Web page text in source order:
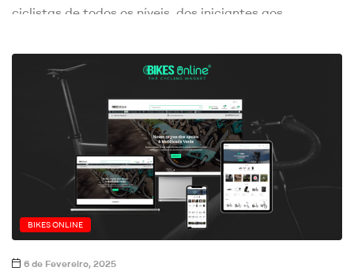
ciclistas de todos os níveis, dos iniciantes aos
inclui provas, exposições, workshops e muitas outras
atividades, este evento afirma-se como o ponto de
encontro ideal para os amantes do ciclismo e da
natureza. A […]
BIKES ONLINE
6 de Fevereiro, 2025